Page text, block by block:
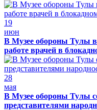
19
июн
В Музее обороны Тулы
работе врачей в
28
мая
В Музее обороны Тулы
представителями